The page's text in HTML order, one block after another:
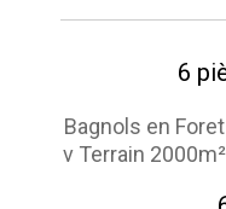
6
Bagnols en
v Terrain